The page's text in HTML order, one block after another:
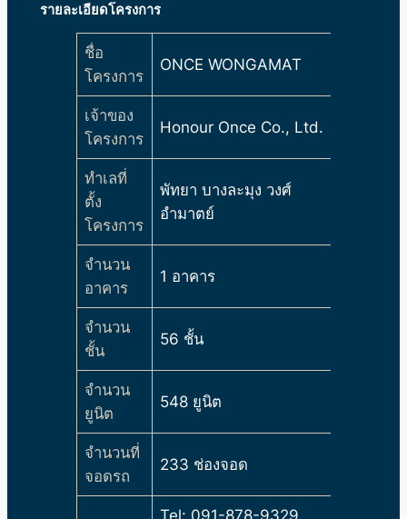
รายละเอียดโครงการ
ชื่อ
โครงการ
ONCE WONGAMAT
เจ้าของ
โครงการ
Honour Once Co., Ltd.
ทำเลที่
ตั้ง
โครงการ
พัทยา บางละมุง วงศ์
อำมาตย์
จำนวน
อาคาร
1 อาคาร
จำนวน
ชั้น
56 ชั้น
จำนวน
ยูนิต
548 ยูนิต
จำนวนที่
จอดรถ
233 ช่องจอด
Tel: 091-878-9329